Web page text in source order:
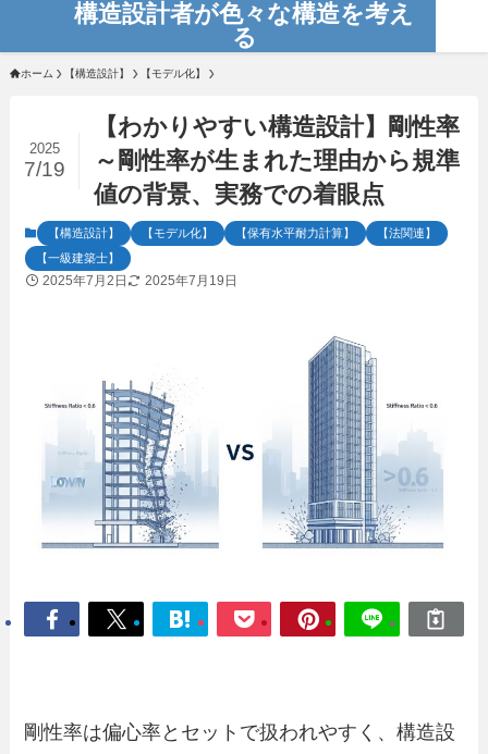
構造設計者が色々な構造を考え
る
ホーム 【構造設計】 【モデル化】
【わかりやすい構造設計】剛性率
～剛性率が生まれた理由から規準
値の背景、実務での着眼点
2025
7/19
【構造設計】 【モデル化】 【保有水平耐力計算】
【法関連】
【一級建築士】
2025年7月2日 2025年7月19日
剛性率は偏心率とセットで扱われやすく、構造設